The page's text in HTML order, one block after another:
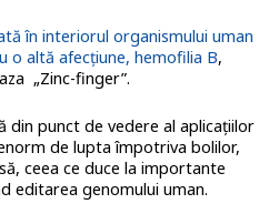
în interiorul organismului uman
o altă afecțiune, hemofilia B,
„Zinc-finger”.
din punct de vedere al aplicaţiilor
de lupta împotriva bolilor,
ceea ce duce la importante
editarea genomului uman.